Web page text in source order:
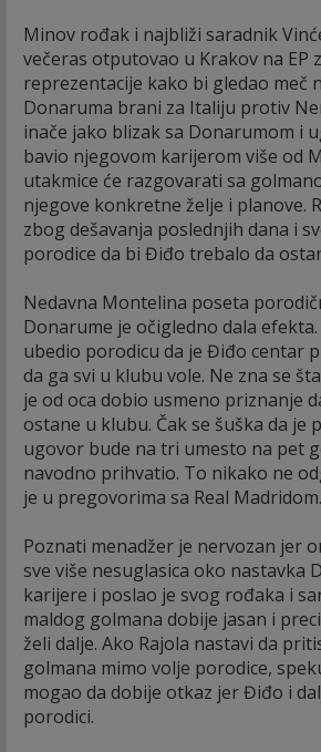
Minov rođak i najbliži saradnik
večeras otputovao u Krakov na EP
reprezentacije kako bi gledao meč
Donaruma brani za Italiju protiv
inače jako blizak sa Donarumom i
bavio njegovom karijerom više od
utakmice će razgovarati sa
njegove konkretne želje i planove.
zbog dešavanja poslednjih dana i
porodice da bi Điđo trebalo da
Nedavna Montelina poseta
Donarume je očigledno dala
ubedio porodicu da je Điđo centar
da ga svi u klubu vole. Ne zna se
je od oca dobio usmeno priznanje
ostane u klubu. Čak se šuška da je
ugovor bude na tri umesto na pet
navodno prihvatio. To nikako ne
je u pregovorima sa Real
Poznati menadžer je nervozan jer
sve više nesuglasica oko nastavka
karijere i poslao je svog rođaka i
maldog golmana dobije jasan i
želi dalje. Ako Rajola nastavi da
golmana mimo volje porodice,
mogao da dobije otkaz jer Điđo i
porodici.